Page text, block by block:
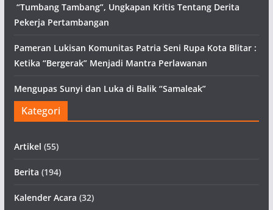
“Tumbang Tambang”, Ungkapan Kritis Tentang Derita
Pekerja Pertambangan
Pameran Lukisan Komunitas Patria Seni Rupa Kota Blitar :
Ketika “Bergerak” Menjadi Mantra Perlawanan
Mengupas Sunyi dan Luka di Balik “Samaleak”
Kategori
Artikel (55)
Berita (194)
Kalender Acara (32)